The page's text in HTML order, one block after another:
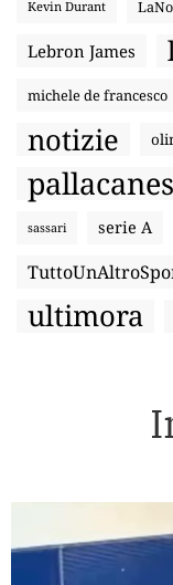
Kevin Durant
Lebron James
michele de francesco
notizie
sassari serie A
ultimora